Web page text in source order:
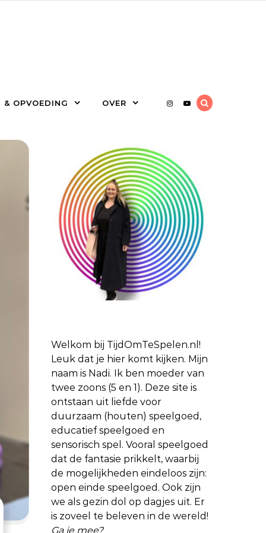
OPVOEDING OVER
Welkom bij TijdOmTeSpelen.nl!
Leuk dat je hier komt kijken. Mijn
naam is Nadi. Ik ben moeder van
twee zoons (5 en 1). Deze site is
ontstaan uit liefde voor
duurzaam (houten) speelgoed,
educatief speelgoed en
sensorisch spel. Vooral speelgoed
dat de fantasie prikkelt, waarbij
de mogelijkheden eindeloos zijn:
open einde speelgoed. Ook zijn
we als gezin dol op dagjes uit. Er
is zoveel te beleven in de wereld!
Ga je mee?